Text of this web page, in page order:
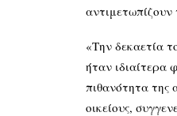
«Την δεκαετία
ήταν ιδιαίτερα
πιθανότητα της
οικείους,